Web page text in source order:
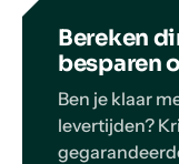
Bereken
besparen
Ben je klaar
levertijden?